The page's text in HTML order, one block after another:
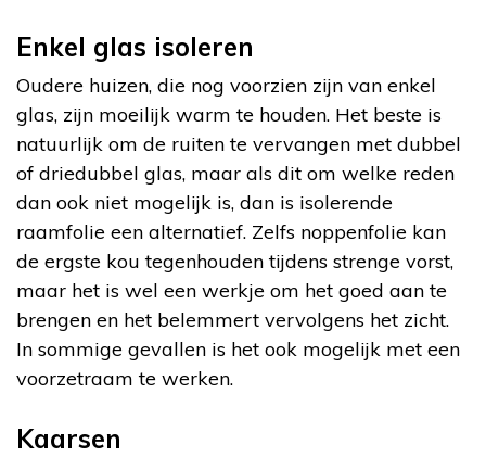
Enkel glas isoleren
Oudere huizen, die nog voorzien zijn van enkel
glas, zijn moeilijk warm te houden. Het beste is
natuurlijk om de ruiten te vervangen met dubbel
of driedubbel glas, maar als dit om welke reden
dan ook niet mogelijk is, dan is isolerende
raamfolie een alternatief. Zelfs noppenfolie kan
de ergste kou tegenhouden tijdens strenge vorst,
maar het is wel een werkje om het goed aan te
brengen en het belemmert vervolgens het zicht.
In sommige gevallen is het ook mogelijk met een
voorzetraam te werken.
Kaarsen